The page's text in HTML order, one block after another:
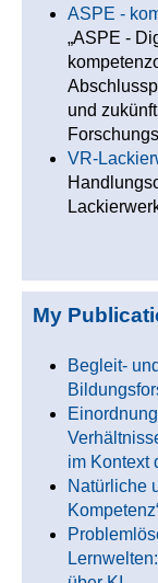
ASPE -
„ASPE -
und
VR-
My
Begleit-
im Kontext
Natürliche